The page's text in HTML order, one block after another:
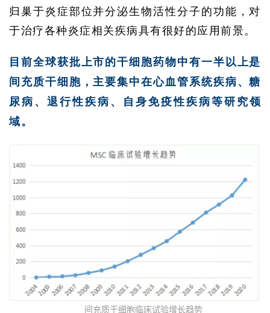
归巢于炎症部位并分泌生物活性分子的功能，对
于治疗各种炎症相关疾病具有很好的应用前景。
目前全球获批上市的干细胞药物中有一半以上是
间充质干细胞，主要集中在心血管系统疾病、糖
尿病、退行性疾病、自身免疫性疾病等研究领
域。
间充质干细胞临床试验增长趋势